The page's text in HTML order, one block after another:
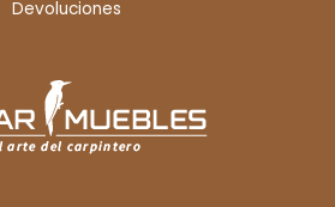
Devoluciones